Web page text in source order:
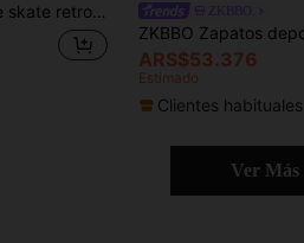
blancas de caña baja versátiles para el uso diario
ARS$53.376
Estimado
Clientes habituales
Ver Más